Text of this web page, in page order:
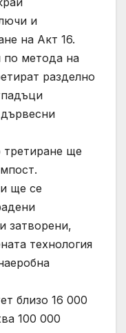
и
на Акт 16.
по метода на
разделно
ще
ще се
затворени,
технология
близо 16 000
100 000